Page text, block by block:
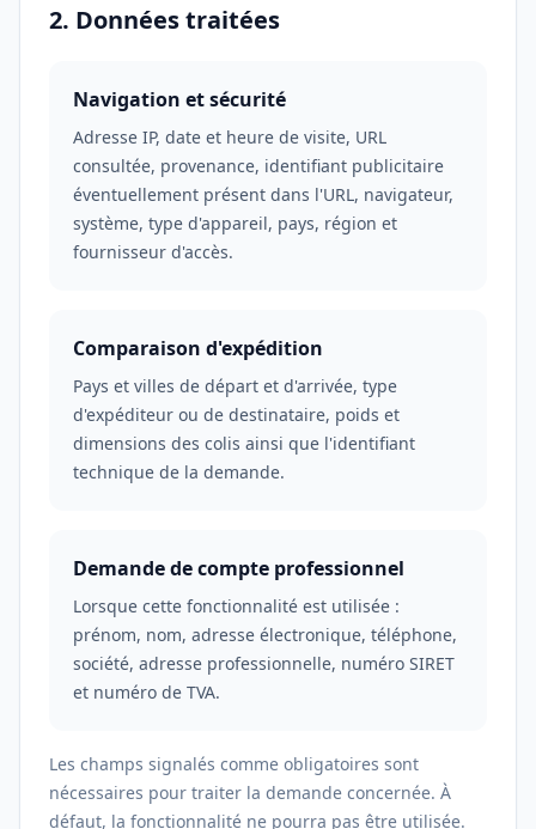
2. Données traitées
Navigation et sécurité
Adresse IP, date et heure de visite, URL
consultée, provenance, identifiant publicitaire
éventuellement présent dans l'URL, navigateur,
système, type d'appareil, pays, région et
fournisseur d'accès.
Comparaison d'expédition
Pays et villes de départ et d'arrivée, type
d'expéditeur ou de destinataire, poids et
dimensions des colis ainsi que l'identifiant
technique de la demande.
Demande de compte professionnel
Lorsque cette fonctionnalité est utilisée :
prénom, nom, adresse électronique, téléphone,
société, adresse professionnelle, numéro SIRET
et numéro de TVA.
Les champs signalés comme obligatoires sont
nécessaires pour traiter la demande concernée. À
défaut, la fonctionnalité ne pourra pas être utilisée.